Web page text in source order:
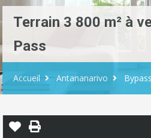
Terrain 3 800 m² à
Pass
Accueil Antananarivo Bypass